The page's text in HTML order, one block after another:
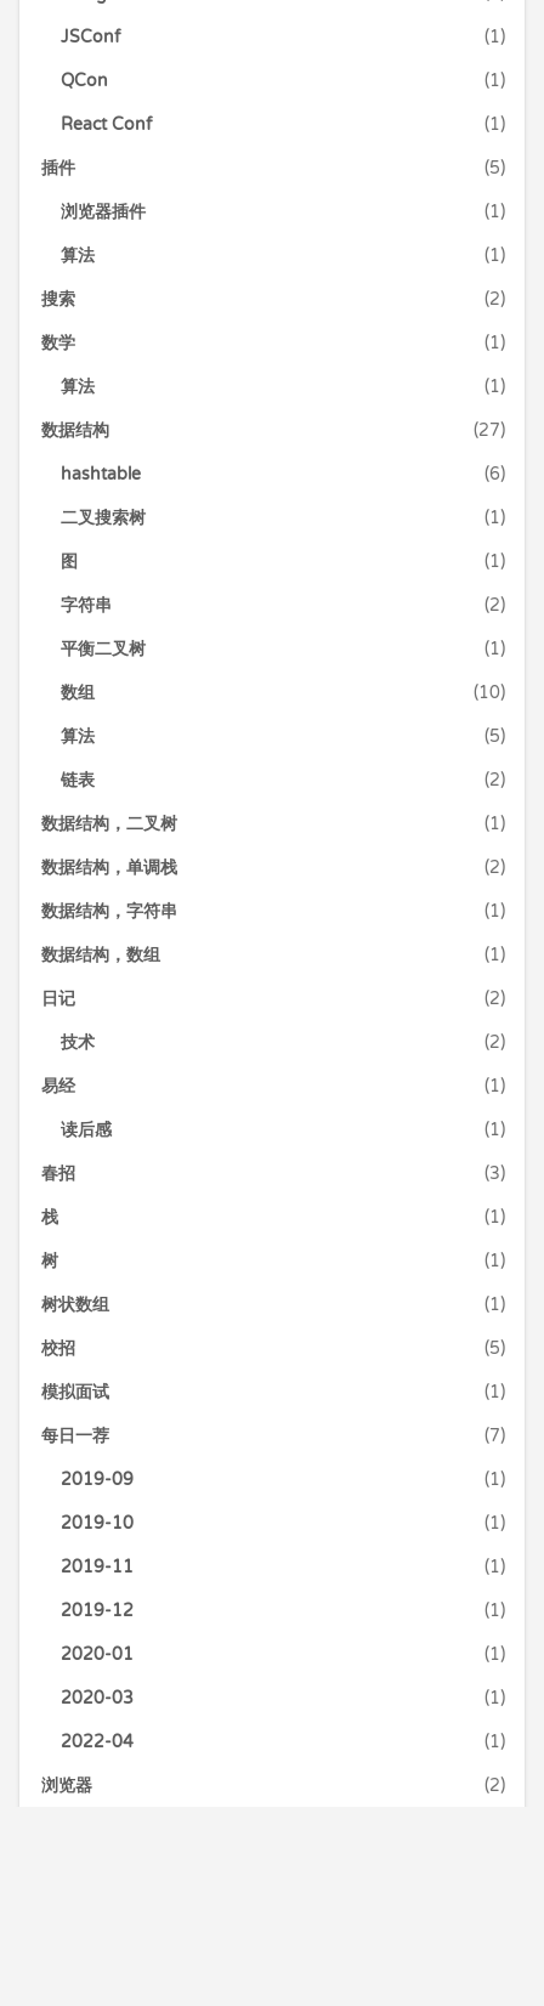
JSConf (1)
QCon (1)
React Conf (1)
插件 (5)
浏览器插件 (1)
算法 (1)
搜索 (2)
数学 (1)
算法 (1)
数据结构 (27)
hashtable (6)
二叉搜索树 (1)
图 (1)
字符串 (2)
平衡二叉树 (1)
数组 (10)
算法 (5)
链表 (2)
数据结构，二叉树 (1)
数据结构，单调栈 (2)
数据结构，字符串 (1)
数据结构，数组 (1)
日记 (2)
技术 (2)
易经 (1)
读后感 (1)
春招 (3)
栈 (1)
树 (1)
树状数组 (1)
校招 (5)
模拟面试 (1)
每日一荐 (7)
2019-09 (1)
2019-10 (1)
2019-11 (1)
2019-12 (1)
2020-01 (1)
2020-03 (1)
2022-04 (1)
浏览器 (2)